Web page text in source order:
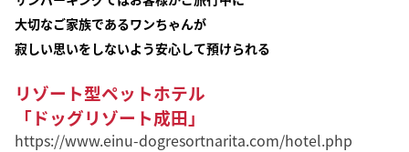
大切なご家族であるワンちゃんが
寂しい思いをしないよう安心して預けられる
リゾート型ペットホテル
「ドッグリゾート成田」
https://www.einu-dogresortnarita.com/hotel.php